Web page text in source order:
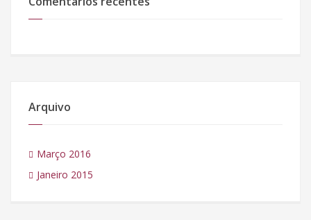
Arquivo
Março 2016
Janeiro 2015